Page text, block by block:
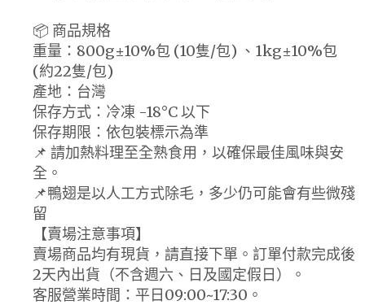
📦 商品規格
重量：800g±10%包 (10隻/包) 、1kg±10%包
(約22隻/包)
產地：台灣
保存方式：冷凍 -18°C 以下
保存期限：依包裝標示為準
📌 請加熱料理至全熟食用，以確保最佳風味與安
全。
📌鴨翅是以人工方式除毛，多少仍可能會有些微殘
留
【賣場注意事項】
賣場商品均有現貨，請直接下單。訂單付款完成後
2天內出貨（不含週六、日及國定假日）。
客服營業時間：平日09:00~17:30。